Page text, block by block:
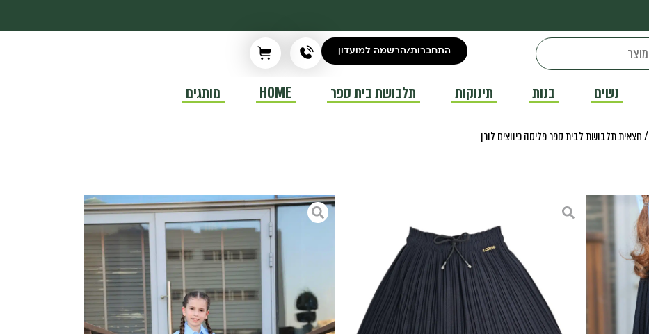
התחברות/הרשמה למועדון
נשים בנות תינוקות תלבושת בית ספר HOME מותגים
/ חצאית תלבושת לבית ספר פליסה כיווצים לורן
חצאית תלבושת לבית ספר פליסה כיווצים לורן
חצאיות תלבושת בית ספר לילדות
₪110.00
חצאית תלבושת לבית ספר פליסה כיווצים לורן
עם גומי לאחיזה נוחה